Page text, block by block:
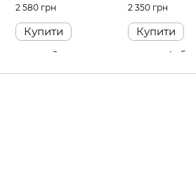
2 580 грн
Купити
2 350 грн
Купити